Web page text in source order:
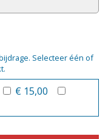
Selecteer één of
€ 15,00